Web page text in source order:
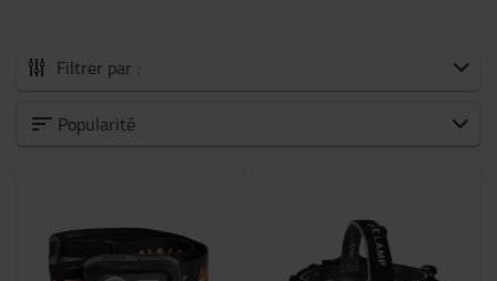
Filtrer par :
Tous les Accessoires
Chariots et trottinettes industriels
Consommables
Popularité